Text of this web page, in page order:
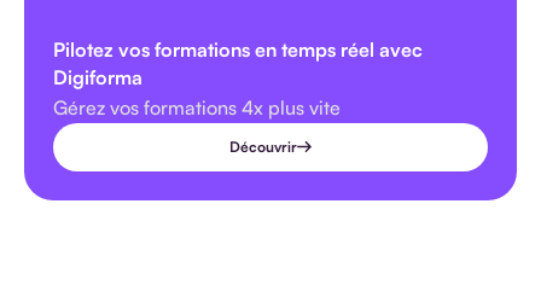
Pilotez vos formations en temps réel avec
Digiforma
Gérez vos formations 4x plus vite
Découvrir